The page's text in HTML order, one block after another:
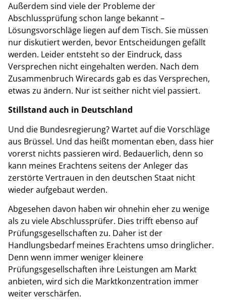
Außerdem sind viele der Probleme der
Abschlussprüfung schon lange bekannt –
Lösungsvorschläge liegen auf dem Tisch. Sie müssen
nur diskutiert werden, bevor Entscheidungen gefällt
werden. Leider entsteht so der Eindruck, dass
Versprechen nicht eingehalten werden. Nach dem
Zusammenbruch Wirecards gab es das Versprechen,
etwas zu ändern. Nur ist seither nicht viel passiert.
Stillstand auch in Deutschland
Und die Bundesregierung? Wartet auf die Vorschläge
aus Brüssel. Und das heißt momentan eben, dass hier
vorerst nichts passieren wird. Bedauerlich, denn so
kann meines Erachtens seitens der Anleger das
zerstörte Vertrauen in den deutschen Staat nicht
wieder aufgebaut werden.
Abgesehen davon haben wir ohnehin eher zu wenige
als zu viele Abschlussprüfer. Dies trifft ebenso auf
Prüfungsgesellschaften zu. Daher ist der
Handlungsbedarf meines Erachtens umso dringlicher.
Denn wenn immer weniger kleinere
Prüfungsgesellschaften ihre Leistungen am Markt
anbieten, wird sich die Marktkonzentration immer
weiter verschärfen.